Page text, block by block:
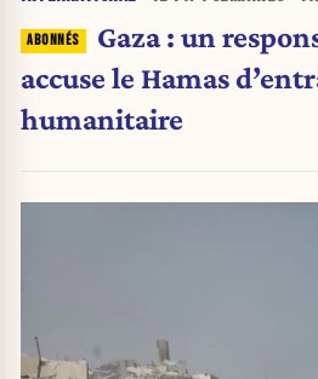
Gaza : un
accuse le Hamas
humanitaire